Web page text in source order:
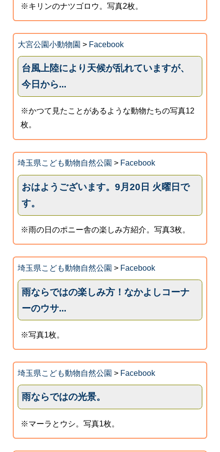
※キリンのナツゴロウ。写真2枚。
大宮公園小動物園 > Facebook
台風上陸により天候が乱れていますが、
今日から...
※かつて見たことがあるような動物たちの写真12
枚。
埼玉県こども動物自然公園 > Facebook
おはようございます。9月20日 火曜日で
す。
※雨の日のポニー舎の楽しみ方紹介。写真3枚。
埼玉県こども動物自然公園 > Facebook
雨ならではの楽しみ方！なかよしコーナ
ーのウサ...
※写真1枚。
埼玉県こども動物自然公園 > Facebook
雨ならではの光景。
※マーラとウシ。写真1枚。